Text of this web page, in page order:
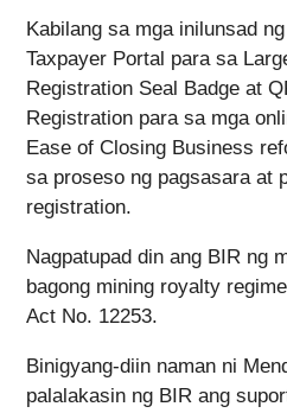
Kabilang sa mga inilunsad
Taxpayer Portal para sa
Registration Seal Badge at
Registration para sa mga
Ease of Closing Business
sa proseso ng pagsasara at
registration.
Nagpatupad din ang BIR ng
bagong mining royalty
Act No. 12253.
Binigyang-diin naman ni
palalakasin ng BIR ang